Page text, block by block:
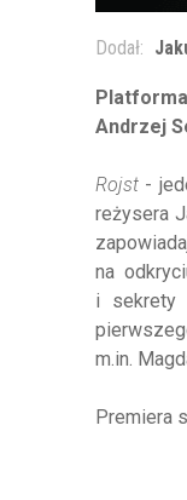
Dodał:
Andrzej
Rojst -
reżysera
na
i sekrety
m.in.
Premiera